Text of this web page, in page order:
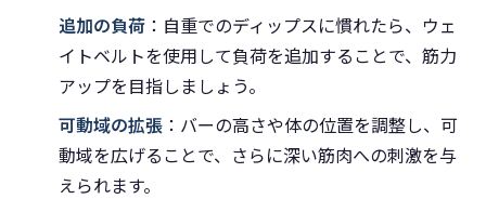
追加の負荷 ：自重でのディップスに慣れたら、ウェ
イトベルトを使用して負荷を追加することで、筋力
アップを目指しましょう。
可動域の拡張 ：バーの高さや体の位置を調整し、可
動域を広げることで、さらに深い筋肉への刺激を与
えられます。